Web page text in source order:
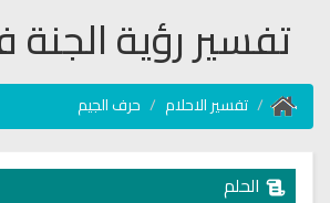
تفسير رؤية الجنة
تفسير الاحلام حرف الجيم
الحلم